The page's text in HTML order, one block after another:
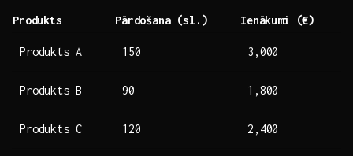
Produkts Pārdošana (sl.) Ienākumi ‍(€)
Produkts A 150 3,000
Produkts B 90 1,800
Produkts C 120 2,400